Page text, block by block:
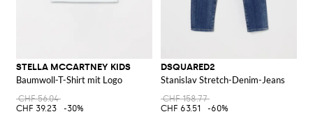
STELLA MCCARTNEY KIDS
Baumwoll-T-Shirt mit Logo
CHF 56.04
CHF 39.23
-30%
DSQUARED2
Stanislav Stretch-Denim-Jeans
CHF 158.77
CHF 63.51
-60%